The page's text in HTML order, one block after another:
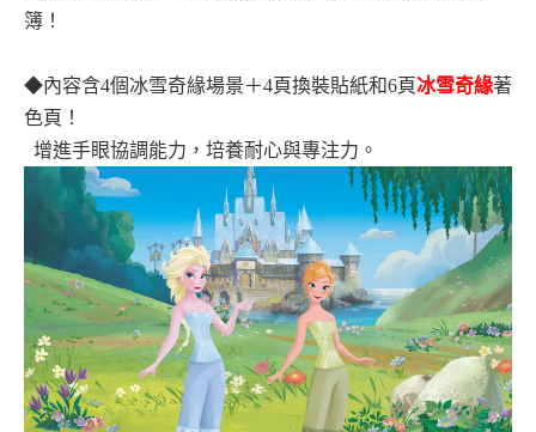
簿！
◆內容含4個冰雪奇緣場景＋4頁換裝貼紙和6頁冰雪奇緣著
色頁！
增進手眼協調能力，培養耐心與專注力。